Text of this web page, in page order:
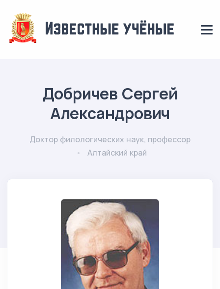
Добричев Сергей
Александрович
Доктор филологических наук, профессор
Алтайский край